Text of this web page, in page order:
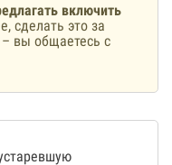
включить
сделать это за
вы общаетесь с